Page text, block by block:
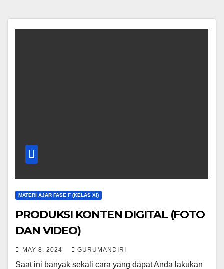
MATERI AJAR FASE F (KELAS XI)
PRODUKSI KONTEN DIGITAL (FOTO
DAN VIDEO)
MAY 8, 2024 GURUMANDIRI
Saat ini banyak sekali cara yang dapat Anda lakukan